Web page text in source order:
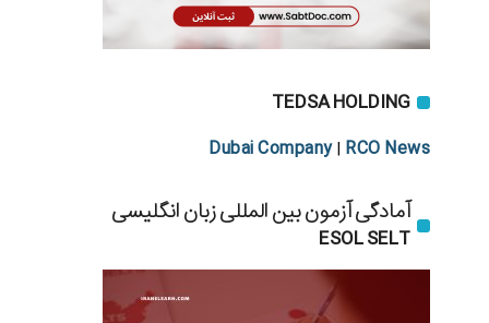
TEDSA HOLDING
Dubai Company| RCO News
آمادگی آزمون بین المللی زبان انگلیسی
ESOL SELT